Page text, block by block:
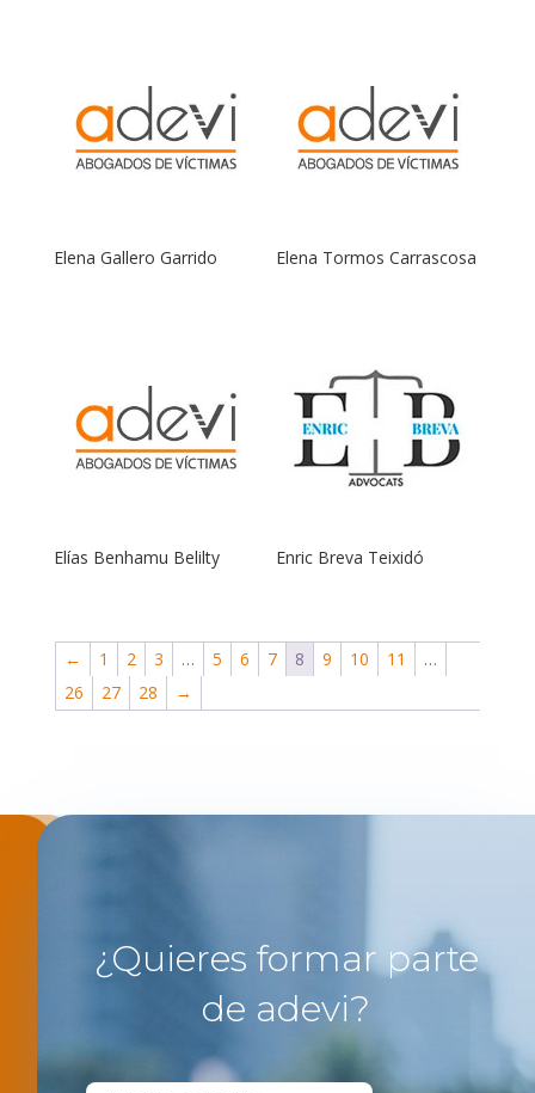
Elena Gallero Garrido Elena Tormos Carrascosa
Elías Benhamu Belilty Enric Breva Teixidó
← 1 2 3 … 5 6 7 8 9 10 11
…
26
27 28 →
¿Quieres formar parte
de adevi?